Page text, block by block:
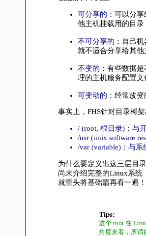
可分享的 ：可以分
他主机挂载用的目录
不可分享的 ：自己
就不适合分享给其他
不变的 ：有些数据
理的主机服务配置文
可变动的 ：经常改
事实上，FHS针对目录树
/ (root, 根目录)：与
/usr (unix software
/var (variable)：与系
为什么要定义出这三层目
尚未介绍完整的Linux系统
就重头将基础篇再看一遍
Tips:
这个 root 在
角度来看，所谓